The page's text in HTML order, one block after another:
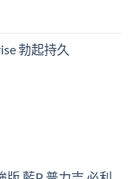
勃起持久